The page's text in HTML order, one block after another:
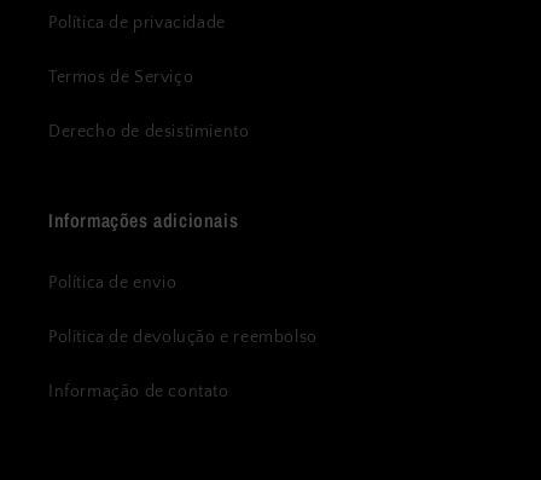
Política de privacidade
Termos de Serviço
Derecho de desistimiento
Informações adicionais
Política de envio
Política de devolução e reembolso
Informação de contato